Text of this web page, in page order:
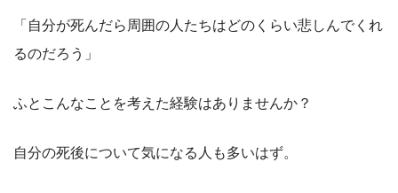
「自分が死んだら周囲の人たちはどのくらい悲しんでくれ
るのだろう」
ふとこんなことを考えた経験はありませんか？
自分の死後について気になる人も多いはず。